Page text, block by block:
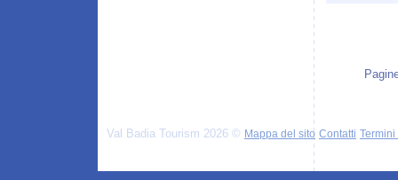
Val Badia Tourism 2026 © Mappa del sito Contatti